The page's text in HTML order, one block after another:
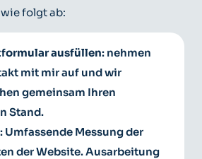
folgt ab:
ausfüllen: nehmen
mit mir auf und wir
gemeinsam Ihren
Stand.
: Umfassende Messung der
der Website. Ausarbeitung